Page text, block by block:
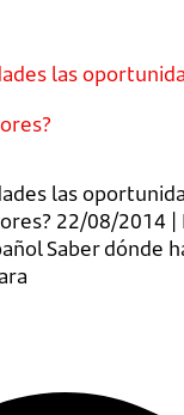
las
las
22/08/2014 |
Saber dónde